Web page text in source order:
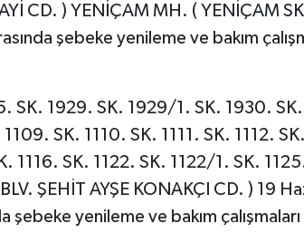
CD. ) YENİÇAM MH. ( YENİÇAM
şebeke yenileme ve bakım
SK. 1929. SK. 1929/1. SK. 1930. SK.
SK. 1110. SK. 1111. SK. 1112.
1116. SK. 1122. SK. 1122/1. SK.
ŞEHİT AYŞE KONAKÇI CD. ) 19
yenileme ve bakım